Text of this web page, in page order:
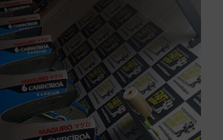
VER SERVICIOS URGENTES